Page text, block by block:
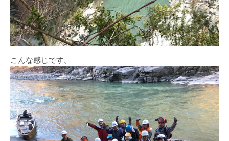
こんな感じです。